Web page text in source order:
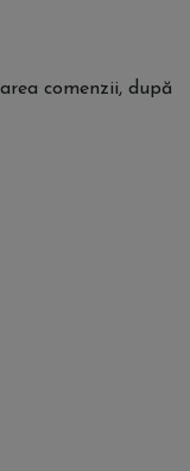
comenzii, după